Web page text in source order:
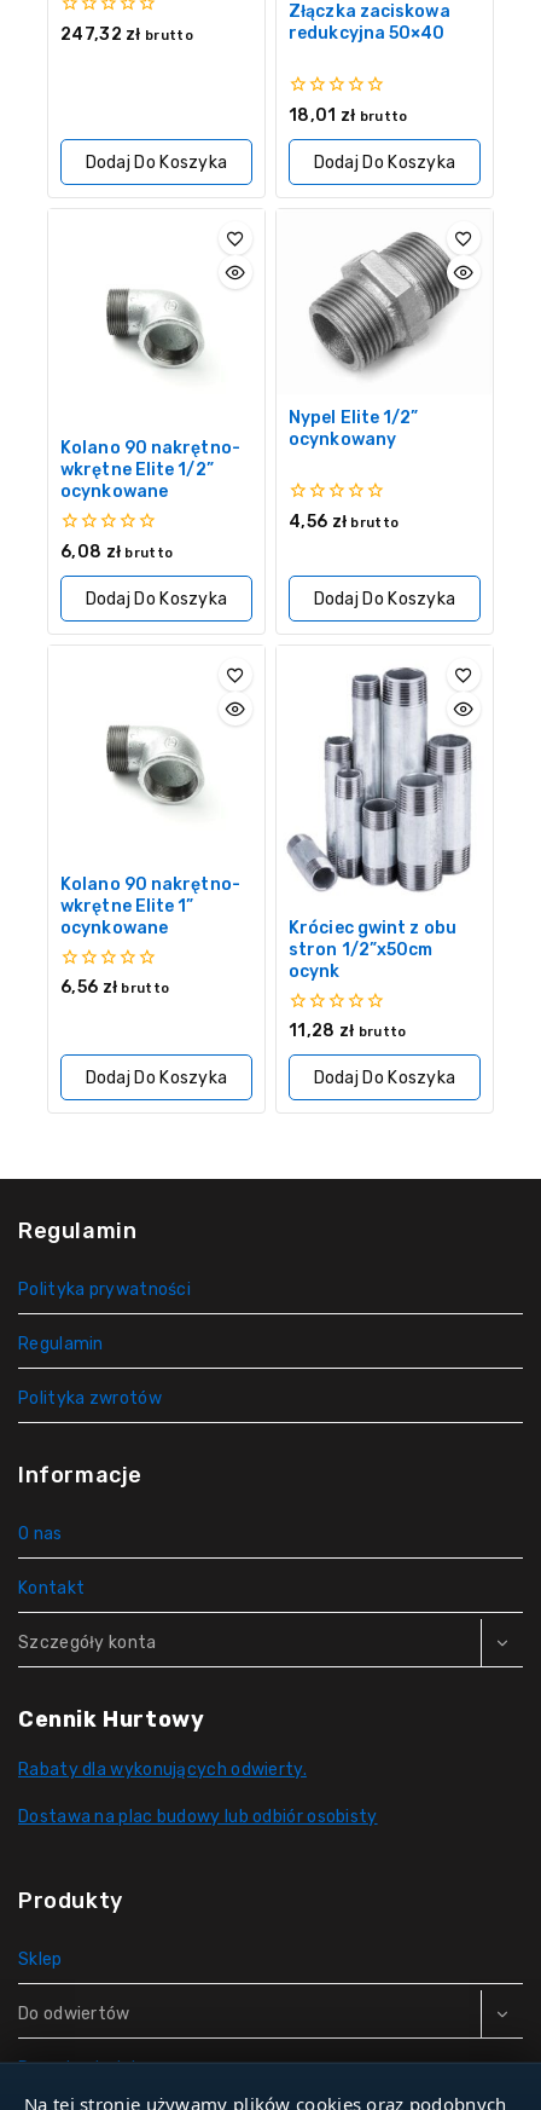
0
247,32 zł brutto
Dodaj Do Koszyka
Złączka zaciskowa
redukcyjna 50×40
0
5
18,01 zł brutto
Dodaj Do Koszyka
Kolano 90 nakrętno-
wkrętne Elite 1/2”
ocynkowane
0
5
6,08 zł brutto
Dodaj Do Koszyka
Nypel Elite 1/2”
ocynkowany
0
4,56 zł brutto
Dodaj Do Koszyka
Kolano 90 nakrętno-
wkrętne Elite 1”
ocynkowane
0
6,56 zł brutto
Dodaj Do Koszyka
Króciec gwint z obu
stron 1/2”x50cm
ocynk
0
5
11,28 zł brutto
Dodaj Do Koszyka
Regulamin
Polityka prywatności
Regulamin
Polityka zwrotów
Informacje
O nas
Kontakt
Szczegóły konta
Cennik Hurtowy
Rabaty dla wykonujących odwierty.
Dostawa na plac budowy lub odbiór osobisty
Produkty
Sklep
Do odwiertów
Rury do studni
Na tej stronie używamy plików cookies oraz podobnych